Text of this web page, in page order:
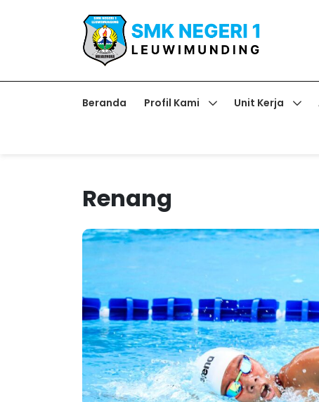
Beranda Profil Kami Unit Kerja
Renang